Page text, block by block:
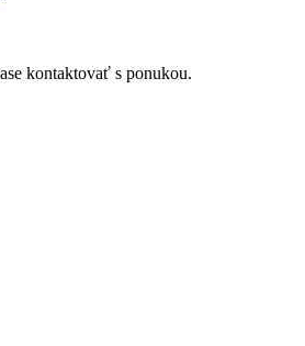
kontaktovať s ponukou.